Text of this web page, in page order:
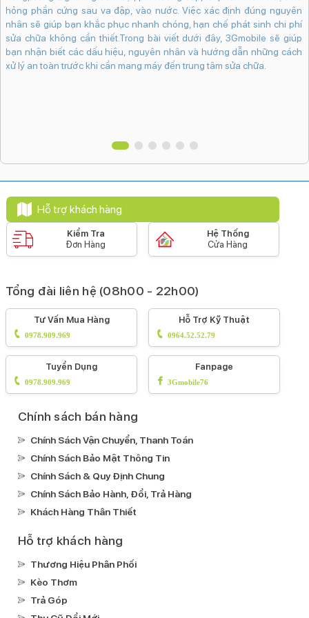
hỏng phần cứng sau va đập, vào nước. Việc xác định đúng nguyên
nhân sẽ giúp bạn khắc phục nhanh chóng, hạn chế phát sinh chi phí
sửa chữa không cần thiết.Trong bài viết dưới đây, 3Gmobile sẽ giúp
bạn nhận biết các dấu hiệu, nguyên nhân và hướng dẫn những cách
xử lý an toàn trước khi cần mang máy đến trung tâm sửa chữa.
Hỗ trợ khách hàng
Kiểm Tra
Đơn Hàng
Hệ Thống
Cửa Hàng
Tổng đài liên hệ (08h00 - 22h00)
Tư Vấn Mua Hàng
0978.909.969
Hỗ Trợ Kỹ Thuật
0964.52.52.79
Tuyển Dụng
0978.909.969
Fanpage
3Gmobile76
Chính sách bán hàng
Chính Sách Vận Chuyển, Thanh Toán
Chính Sách Bảo Mật Thông Tin
Chính Sách & Quy Định Chung
Chính Sách Bảo Hành, Đổi, Trả Hàng
Khách Hàng Thân Thiết
Hỗ trợ khách hàng
Thương Hiệu Phân Phối
Kèo Thơm
Trả Góp